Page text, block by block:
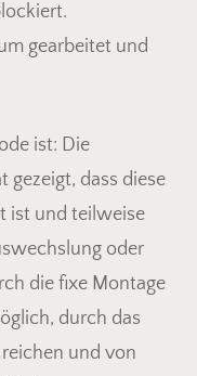
gearbeitet und
ist: Die
gezeigt, dass diese
ist und teilweise
oder
die fixe Montage
durch das
und von